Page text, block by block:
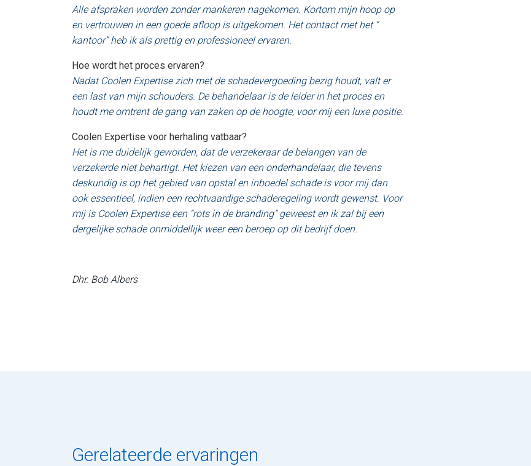
Alle afspraken worden zonder mankeren nagekomen. Kortom mijn hoop op
en vertrouwen in een goede afloop is uitgekomen. Het contact met het ”
kantoor” heb ik als prettig en professioneel ervaren.
Hoe wordt het proces ervaren?
Nadat Coolen Expertise zich met de schadevergoeding bezig houdt, valt er
een last van mijn schouders. De behandelaar is de leider in het proces en
houdt me omtrent de gang van zaken op de hoogte, voor mij een luxe positie.
Coolen Expertise voor herhaling vatbaar?
Het is me duidelijk geworden, dat de verzekeraar de belangen van de
verzekerde niet behartigt. Het kiezen van een onderhandelaar, die tevens
deskundig is op het gebied van opstal en inboedel schade is voor mij dan
ook essentieel, indien een rechtvaardige schaderegeling wordt gewenst. Voor
mij is Coolen Expertise een “rots in de branding” geweest en ik zal bij een
dergelijke schade onmiddellijk weer een beroep op dit bedrijf doen.
Dhr. Bob Albers
Gerelateerde ervaringen